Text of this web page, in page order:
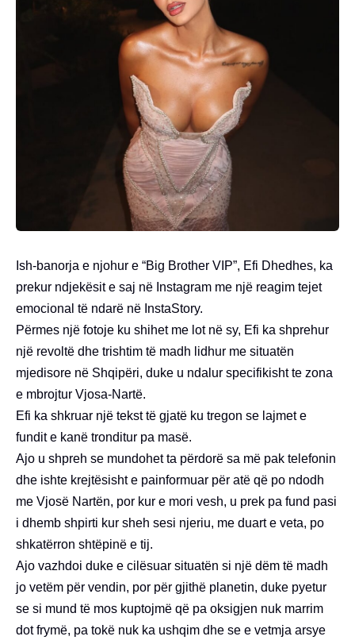
Ish-banorja e njohur e “Big Brother VIP”, Efi Dhedhes, ka
prekur ndjekësit e saj në Instagram me një reagim tejet
emocional të ndarë në InstaStory.
Përmes një fotoje ku shihet me lot në sy, Efi ka shprehur
një revoltë dhe trishtim të madh lidhur me situatën
mjedisore në Shqipëri, duke u ndalur specifikisht te zona
e mbrojtur Vjosa-Nartë.
Efi ka shkruar një tekst të gjatë ku tregon se lajmet e
fundit e kanë tronditur pa masë.
Ajo u shpreh se mundohet ta përdorë sa më pak telefonin
dhe ishte krejtësisht e painformuar për atë që po ndodh
me Vjosë Nartën, por kur e mori vesh, u prek pa fund pasi
i dhemb shpirti kur sheh sesi njeriu, me duart e veta, po
shkatërron shtëpinë e tij.
Ajo vazhdoi duke e cilësuar situatën si një dëm të madh
jo vetëm për vendin, por për gjithë planetin, duke pyetur
se si mund të mos kuptojmë që pa oksigjen nuk marrim
dot frymë, pa tokë nuk ka ushqim dhe se e vetmja arsye